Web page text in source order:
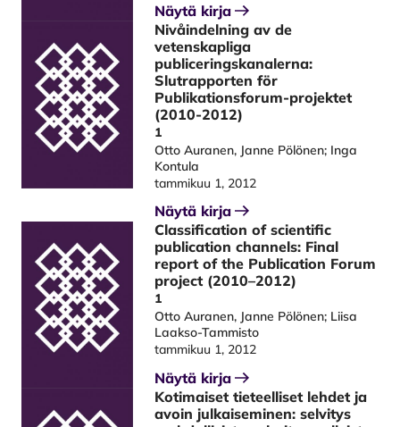
Näytä kirja
Nivåindelning av de
vetenskapliga
publiceringskanalerna:
Slutrapporten för
Publikationsforum-projektet
(2010-2012)
1
Otto Auranen, Janne Pölönen; Inga
Kontula
tammikuu 1, 2012
Näytä kirja
Classification of scientific
publication channels: Final
report of the Publication Forum
project (2010–2012)
1
Otto Auranen, Janne Pölönen; Liisa
Laakso-Tammisto
tammikuu 1, 2012
Näytä kirja
Kotimaiset tieteelliset lehdet ja
avoin julkaiseminen: selvitys